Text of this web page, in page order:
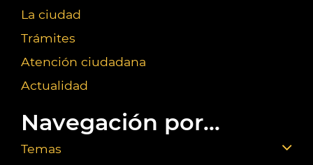
La ciudad
Trámites
Atención ciudadana
Actualidad
Navegación por...
Temas